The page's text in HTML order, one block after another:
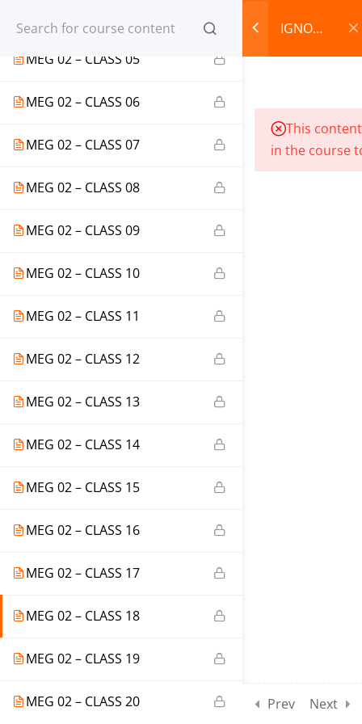
Register
CART
IGNOU
02
MEG 02 – CLASS 05
MEG 02 – CLASS 06
MEG 02 – CLASS 07
MEG 02 – CLASS 08
MEG 02 – CLASS 09
MEG 02 – CLASS 10
MEG 02 – CLASS 11
MEG 02 – CLASS 12
MEG 02 – CLASS 13
MEG 02 – CLASS 14
MEG 02 – CLASS 15
MEG 02 – CLASS 16
MEG 02 – CLASS 17
MEG 02 – CLASS 18
MEG 02 – CLASS 19
MEG 02 – CLASS 20
This
in the course
Prev Next
© 2013-2025 Learning Skills (LEARNSKILLS EDU PVT.
Refund & Cancellation